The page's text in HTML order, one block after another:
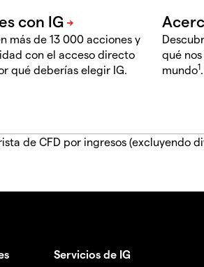
más de 13 000 acciones y
con el acceso directo
qué deberías elegir IG.
qué
mundo1.
de CFD por ingresos (excluyendo
Servicios de IG